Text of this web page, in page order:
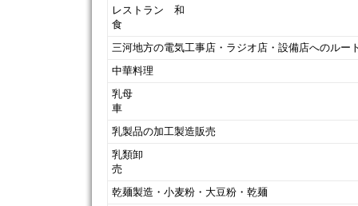
レストラン 和
食
三河地方の電気工事店・ラジオ店・設備店へのルー
中華料理
乳母
乳製品の加工製造販売
乳類卸
乾麺製造・小麦粉・大豆粉・乾麺